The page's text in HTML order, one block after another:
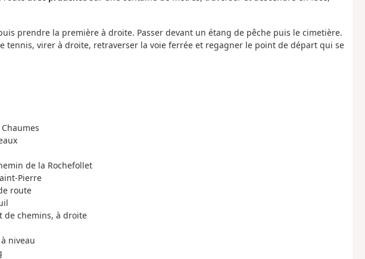
prendre la première à droite. Passer devant un étang de pêche puis le cimetière.
tennis, virer à droite, retraverser la voie ferrée et regagner le point de départ qui se
de la Rochefollet
Pierre
route
de chemins, à droite
niveau